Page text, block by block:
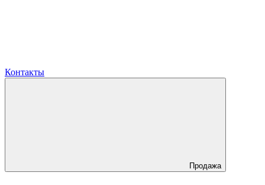
Контакты
Продажа